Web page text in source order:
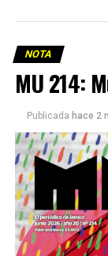
Este número
podría ser una
NOTA
MU 214:
Publicada hace 2